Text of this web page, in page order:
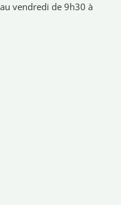
vendredi de 9h30 à